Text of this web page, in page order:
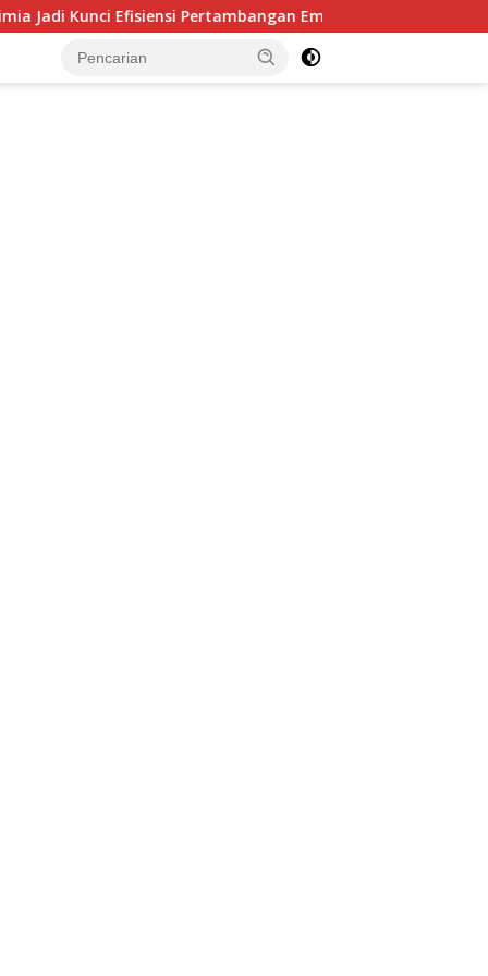
Emas, Superintendent NHM Berbagi Wawasan di Webinar